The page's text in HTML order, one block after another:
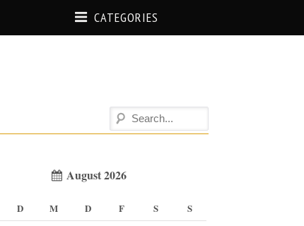
CATEGORIES
August 2026
D M D F S S